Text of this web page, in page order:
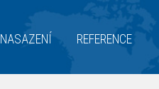
NASAZENÍ REFERENCE